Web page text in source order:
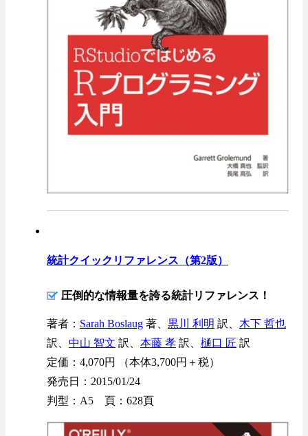
統計クイックリファレンス（第2版）
圧倒的な情報量を誇る統計リファレンス！
著者： Sarah Boslaug 著、 黒川 利明 訳、 木下 哲也
訳、 中山 智文 訳、 本藤 孝 訳、 樋口 匠 訳
定価：4,070円 （本体3,700円＋税）
発売日：2015/01/24
判型：A5 頁：628頁